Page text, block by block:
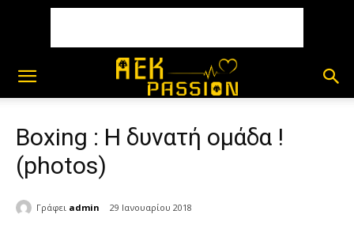
Boxing : Η δυνατή ομάδα !
(photos)
Γράφει admin 29 Ιανουαρίου 2018